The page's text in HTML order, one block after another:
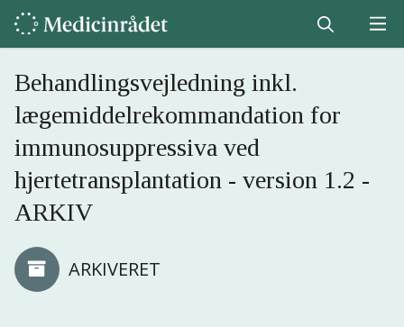
Behandlingsvejledning inkl.
lægemiddelrekommandation for
immunosuppressiva ved
hjertetransplantation - version 1.2 -
ARKIV
ARKIVERET